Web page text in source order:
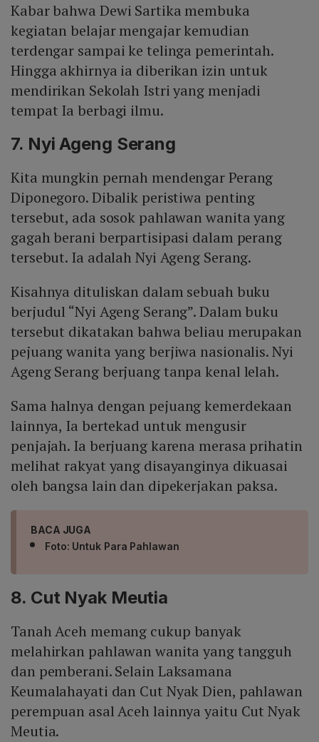
Kabar bahwa Dewi Sartika membuka
kegiatan belajar mengajar kemudian
terdengar sampai ke telinga pemerintah.
Hingga akhirnya ia diberikan izin untuk
mendirikan Sekolah Istri yang menjadi
tempat Ia berbagi ilmu.
7. Nyi Ageng Serang
Kita mungkin pernah mendengar Perang
Diponegoro. Dibalik peristiwa penting
tersebut, ada sosok pahlawan wanita yang
gagah berani berpartisipasi dalam perang
tersebut. Ia adalah Nyi Ageng Serang.
Kisahnya dituliskan dalam sebuah buku
berjudul “Nyi Ageng Serang”. Dalam buku
tersebut dikatakan bahwa beliau merupakan
pejuang wanita yang berjiwa nasionalis. Nyi
Ageng Serang berjuang tanpa kenal lelah.
Sama halnya dengan pejuang kemerdekaan
lainnya, Ia bertekad untuk mengusir
penjajah. Ia berjuang karena merasa prihatin
melihat rakyat yang disayanginya dikuasai
oleh bangsa lain dan dipekerjakan paksa.
BACA JUGA
Foto: Untuk Para Pahlawan
8. Cut Nyak Meutia
Tanah Aceh memang cukup banyak
melahirkan pahlawan wanita yang tangguh
dan pemberani. Selain Laksamana
Keumalahayati dan Cut Nyak Dien, pahlawan
perempuan asal Aceh lainnya yaitu Cut Nyak
Meutia.